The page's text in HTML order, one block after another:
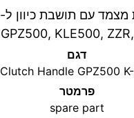
מצמד עם תושבת כיוון ל-
GPZ500, KLE500,
דגם
Clutch Handle GPZ500
פרמטר